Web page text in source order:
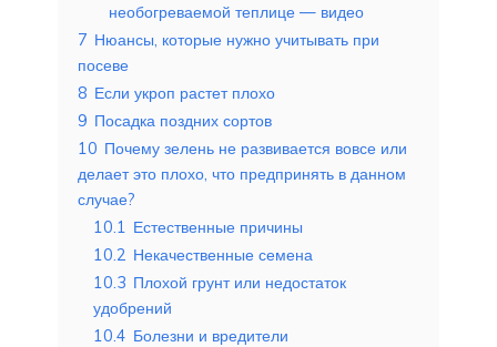
необогреваемой теплице — видео
7 Нюансы, которые нужно учитывать при
посеве
8 Если укроп растет плохо
9 Посадка поздних сортов
10 Почему зелень не развивается вовсе или
делает это плохо, что предпринять в данном
случае?
10.1 Естественные причины
10.2 Некачественные семена
10.3 Плохой грунт или недостаток
удобрений
10.4 Болезни и вредители